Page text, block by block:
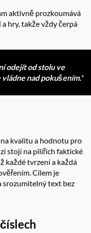
aktivně prozkoumává
hry, takže vždy čerpá
odejít od stolu ve
nad pokušením."
kvalitu a hodnotu pro
stojí na pilířích faktické
každé tvrzení a každá
Cílem je
srozumitelný text bez